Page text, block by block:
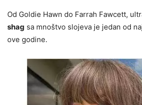
Od Goldie Hawn do Farrah Fawcett,
shag sa mnoštvo slojeva je jedan od
ove godine.